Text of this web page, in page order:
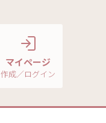
マイページ
作成／ログイン